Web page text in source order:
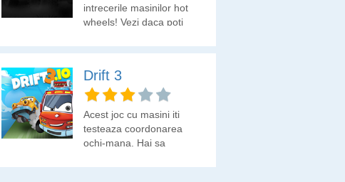
intrecerile masinilor hot
wheels! Vezi daca poti
Drift 3
Acest joc cu masini iti
testeaza coordonarea
ochi-mana. Hai sa